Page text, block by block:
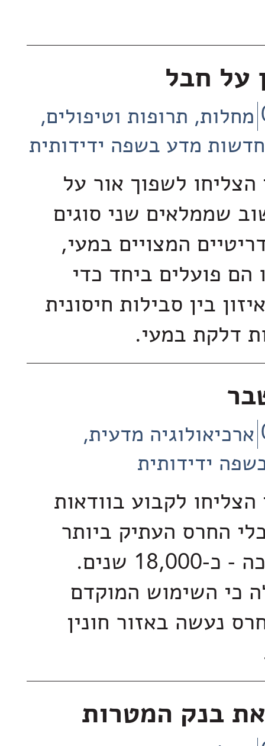
על חבל
מחלות, תרופות וטיפולים
חדשות מדע בשפה ידידותית
הצליחו לשפוך אור על
שממלאים שני סוגים
המצויים במעי,
הם פועלים ביחד כדי
בין סבילות חיסונית
דלקת במעי.
ארכיאולוגיה מדעית
ידידותית
הצליחו לקבוע בוודאות
החרס העתיק ביותר
שתוארך עד כה - כ-18,000 שנים.
כי השימוש המוקדם
נעשה באזור חונין
בנק המטרות